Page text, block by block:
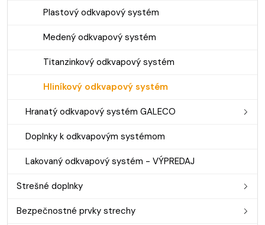
Plastový odkvapový systém
Medený odkvapový systém
Titanzinkový odkvapový systém
Hliníkový odkvapový systém
Hranatý odkvapový systém GALECO
Doplnky k odkvapovým systémom
Lakovaný odkvapový systém - VÝPREDAJ
Strešné doplnky
Bezpečnostné prvky strechy